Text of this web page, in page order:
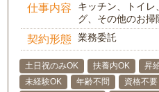
仕事内容
キッチン、トイ
グ、その他のお掃
契約形態 業務委託
土日祝のみOK 扶養内OK 昇
未経験OK
年齢不問 資格不要